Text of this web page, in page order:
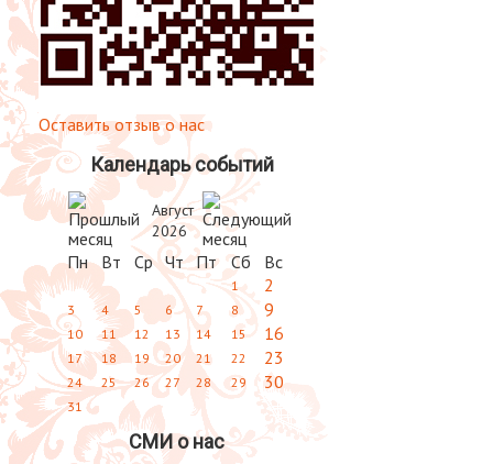
Оставить отзыв о нас
Календарь событий
Август
2026
Пн Вт Ср Чт Пт Сб Вс
1 2
3 4 5 6 7 8 9
10 11 12 13 14 15 16
17 18 19 20 21 22 23
24 25 26 27 28 29 30
31
СМИ о нас